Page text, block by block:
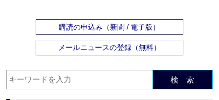
購読の申込み（新聞 / 電子版）
メールニュースの登録（無料）
検 索